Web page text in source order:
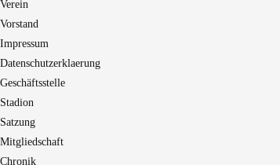
Verein
Vorstand
Impressum
Datenschutzerklaerung
Geschäftsstelle
Stadion
Satzung
Mitgliedschaft
Chronik